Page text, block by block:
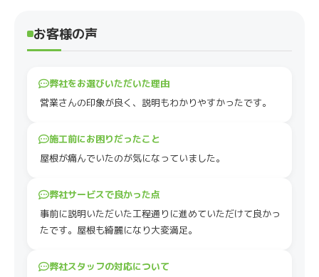
お客様の声
弊社をお選びいただいた理由
営業さんの印象が良く、説明もわかりやすかったです。
施工前にお困りだったこと
屋根が痛んでいたのが気になっていました。
弊社サービスで良かった点
事前に説明いただいた工程通りに進めていただけて良かっ
たです。屋根も綺麗になり大変満足。
弊社スタッフの対応について